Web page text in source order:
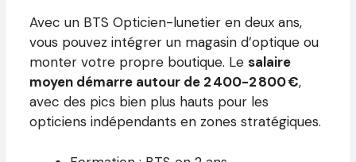
Avec un BTS Opticien-lunetier en deux ans,
vous pouvez intégrer un magasin d’optique ou
monter votre propre boutique. Le salaire
moyen démarre autour de 2 400-2 800 €,
avec des pics bien plus hauts pour les
opticiens indépendants en zones stratégiques.